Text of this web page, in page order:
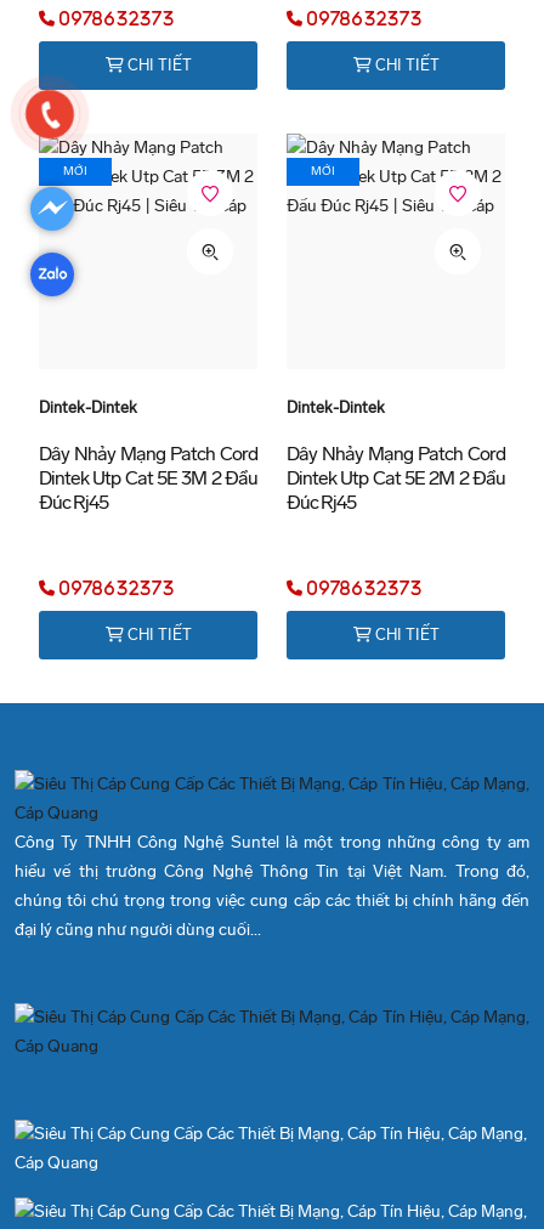
0978632373
CHI TIẾT
0978632373
CHI TIẾT
MỚI
Dintek-Dintek
Dây Nhảy Mạng Patch Cord
Dintek Utp Cat 5E 3M 2 Đầu
Đúc Rj45
0978632373
CHI TIẾT
MỚI
Dintek-Dintek
Dây Nhảy Mạng Patch Cord
Dintek Utp Cat 5E 2M 2 Đầu
Đúc Rj45
0978632373
CHI TIẾT
Công Ty TNHH Công Nghệ Suntel là một trong những công ty am
hiểu về thị trường Công Nghệ Thông Tin tại Việt Nam. Trong đó,
chúng tôi chú trọng trong việc cung cấp các thiết bị chính hãng đến
đại lý cũng như người dùng cuối...